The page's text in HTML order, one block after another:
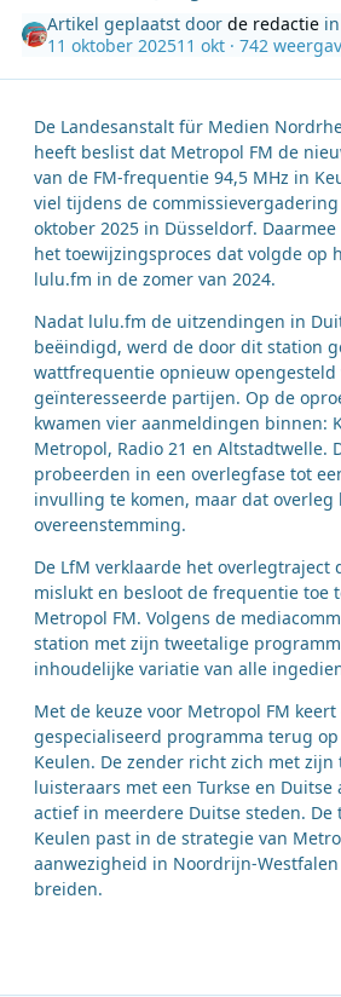
Artikel geplaatst doorde redactie in
11 oktober 202511 okt · 742
De Landesanstalt für Medien
heeft beslist dat Metropol FM de
van de FM-frequentie 94,5 MHz in
viel tijdens de
oktober 2025 in Düsseldorf.
het toewijzingsproces dat volgde op
lulu.fm in de zomer van 2024.
Nadat lulu.fm de uitzendingen in
beëindigd, werd de door dit station
wattfrequentie opnieuw opengesteld
geïnteresseerde partijen. Op de
kwamen vier aanmeldingen binnen:
Metropol, Radio 21 en Altstadtwelle.
probeerden in een overlegfase tot
invulling te komen, maar dat
overeenstemming.
De LfM verklaarde het overlegtraject
mislukt en besloot de frequentie toe
Metropol FM. Volgens de
station met zijn tweetalige
inhoudelijke variatie van alle
Met de keuze voor Metropol FM
gespecialiseerd programma terug op
Keulen. De zender richt zich met
luisteraars met een Turkse en
actief in meerdere Duitse steden. De
Keulen past in de strategie van
aanwezigheid in Noordrijn-
breiden.